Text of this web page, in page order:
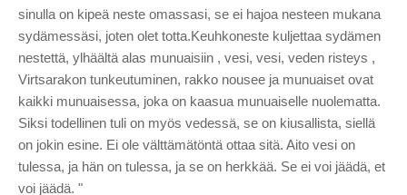
sinulla on kipeä neste omassasi, se ei hajoa nesteen mukana
sydämessäsi, joten olet totta.Keuhkoneste kuljettaa sydämen
nestettä, ylhäältä alas munuaisiin , vesi, vesi, veden risteys ,
Virtsarakon tunkeutuminen, rakko nousee ja munuaiset ovat
kaikki munuaisessa, joka on kaasua munuaiselle nuolematta.
Siksi todellinen tuli on myös vedessä, se on kiusallista, siellä
on jokin esine. Ei ole välttämätöntä ottaa sitä. Aito vesi on
tulessa, ja hän on tulessa, ja se on herkkää. Se ei voi jäädä, et
voi jäädä. "